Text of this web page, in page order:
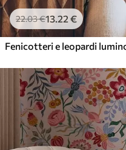
22.03€13.22 €